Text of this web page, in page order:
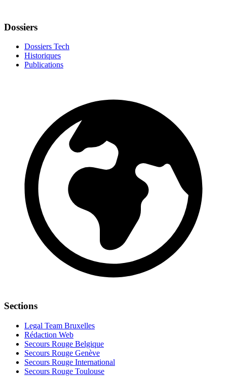
Dossiers
Dossiers Tech
Historiques
Publications
Sections
Legal Team Bruxelles
Rédaction Web
Secours Rouge Belgique
Secours Rouge Genève
Secours Rouge International
Secours Rouge Toulouse